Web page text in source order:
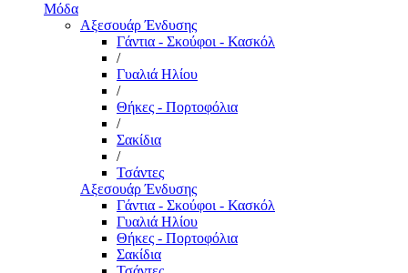
Μόδα
Αξεσουάρ Ένδυσης
Γάντια - Σκούφοι - Κασκόλ
/
Γυαλιά Ηλίου
/
Θήκες - Πορτοφόλια
/
Σακίδια
/
Τσάντες
Αξεσουάρ Ένδυσης
Γάντια - Σκούφοι - Κασκόλ
Γυαλιά Ηλίου
Θήκες - Πορτοφόλια
Σακίδια